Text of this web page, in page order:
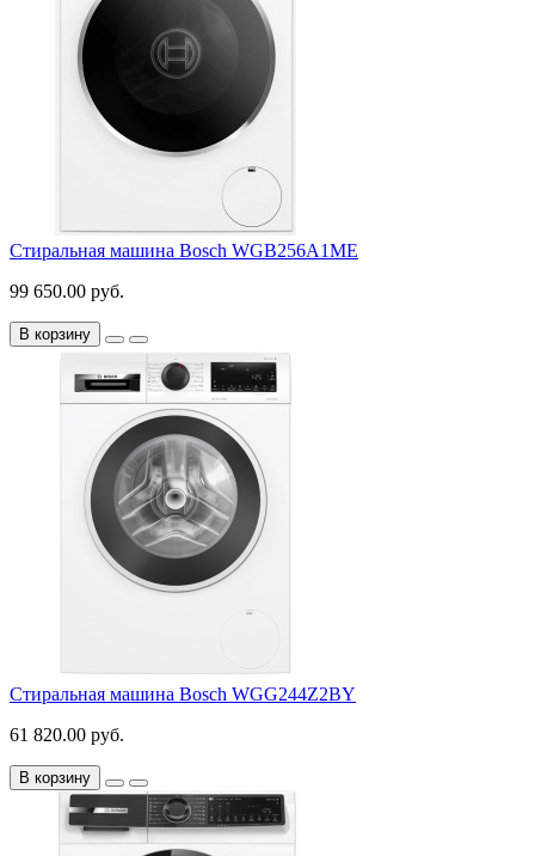
Стиральная машина Bosch WGB256A1ME
99 650.00 руб.
В корзину
Стиральная машина Bosch WGG244Z2BY
61 820.00 руб.
В корзину